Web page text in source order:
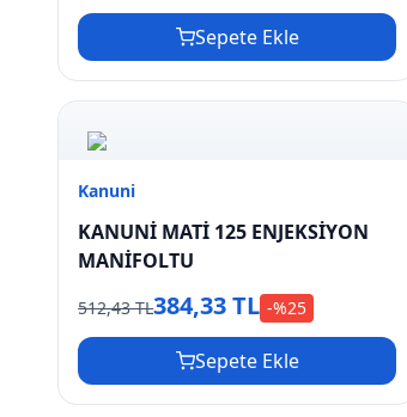
Sepete Ekle
Kanuni
KANUNİ MATİ 125 ENJEKSİYON
MANİFOLTU
512,43 TL384,33 TL -%25
Sepete Ekle